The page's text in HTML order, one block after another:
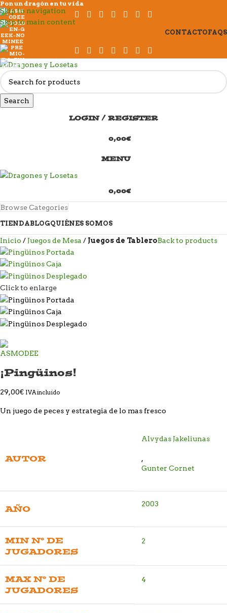
Skip to navigation
Skip to main content
Pon un dragón en tu vida
CONTACTOFAQS
Search
LOGIN / REGISTER
0,00€
MENU
0,00€
Browse Categories
TIENDABLOGQUIÉNES SOMOS
Inicio Juegos de Mesa Juegos de TableroBack to products
Click to enlarge
¡Pingüinos!
29,00€ IVA incluido
Un juego de peces y estrategia de lo mas fresco
AUTOR
Alvydas Jakeliunas
,
Gunter Cornet
AÑO 2003
MIN Nº DE
JUGADORES
2
MAX Nº DE
JUGADORES
4